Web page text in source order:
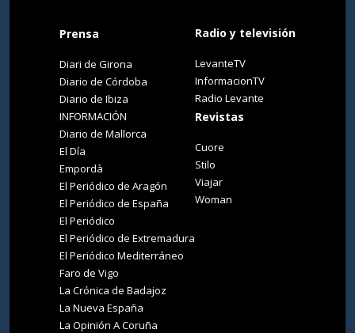
Prensa
Diari de Girona
Diario de Córdoba
Diario de Ibiza
INFORMACIÓN
Diario de Mallorca
El Día
Empordà
El Periódico de Aragón
El Periódico de España
El Periódico
El Periódico de Extremadura
El Periódico Mediterráneo
Faro de Vigo
La Crónica de Badajoz
La Nueva España
La Opinión A Coruña
Radio y televisión
LevanteTV
InformacionTV
Radio Levante
Revistas
Cuore
Stilo
Viajar
Woman